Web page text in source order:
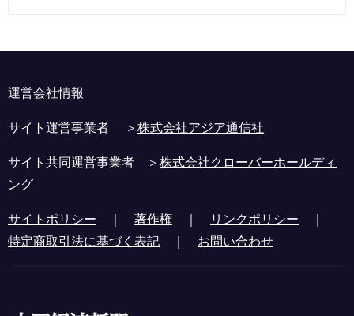
運営会社情報
サイト運営事業者 ＞株式会社アジア通信社
サイト共同運営事業者 ＞株式会社クローバーホールディ
ング
サイトポリシー ｜ 著作権 ｜ リンクポリシー ｜
特定商取引法に基づく表記 ｜ お問い合わせ